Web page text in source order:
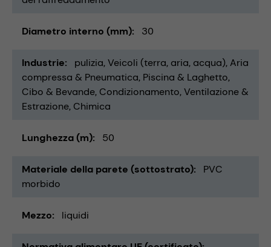
Diametro interno (mm) 30
Industrie pulizia Veicoli (terra, aria, acqua) Aria
compressa & Pneumatica Piscina & Laghetto
Cibo & Bevande Condizionamento, Ventilazione &
Estrazione Chimica
Lunghezza (m) 50
Materiale della parete (sottostrato)
PVC
morbido
Mezzo liquidi